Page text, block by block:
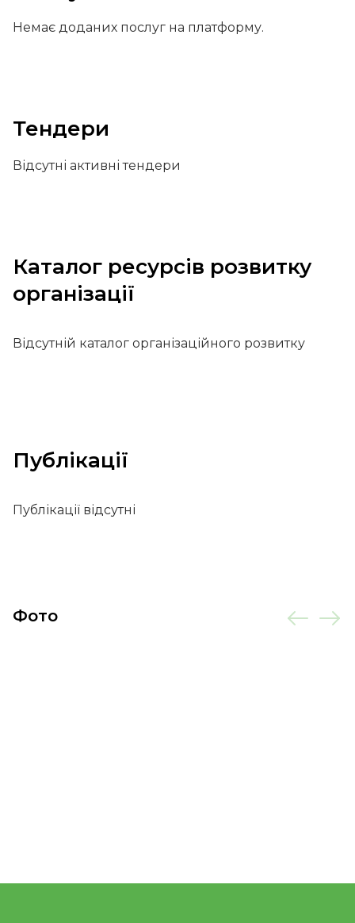
Немає доданих послуг на платформу.
Тендери
Відсутні активні тендери
Каталог ресурсів розвитку
організації
Відсутній каталог організаційного розвитку
Публікації
Публікації відсутні
Фото